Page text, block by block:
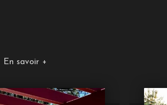
En savoir +